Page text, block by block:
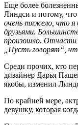
Еще более
Линдси и потому, что
очень тяжело, что я
друзьями.
произошло. Отчасти
„Пусть говорят“,
Среди прочих, кто
дизайнер Дарья
якобы, изменил
По крайней мере,
девушку, которая